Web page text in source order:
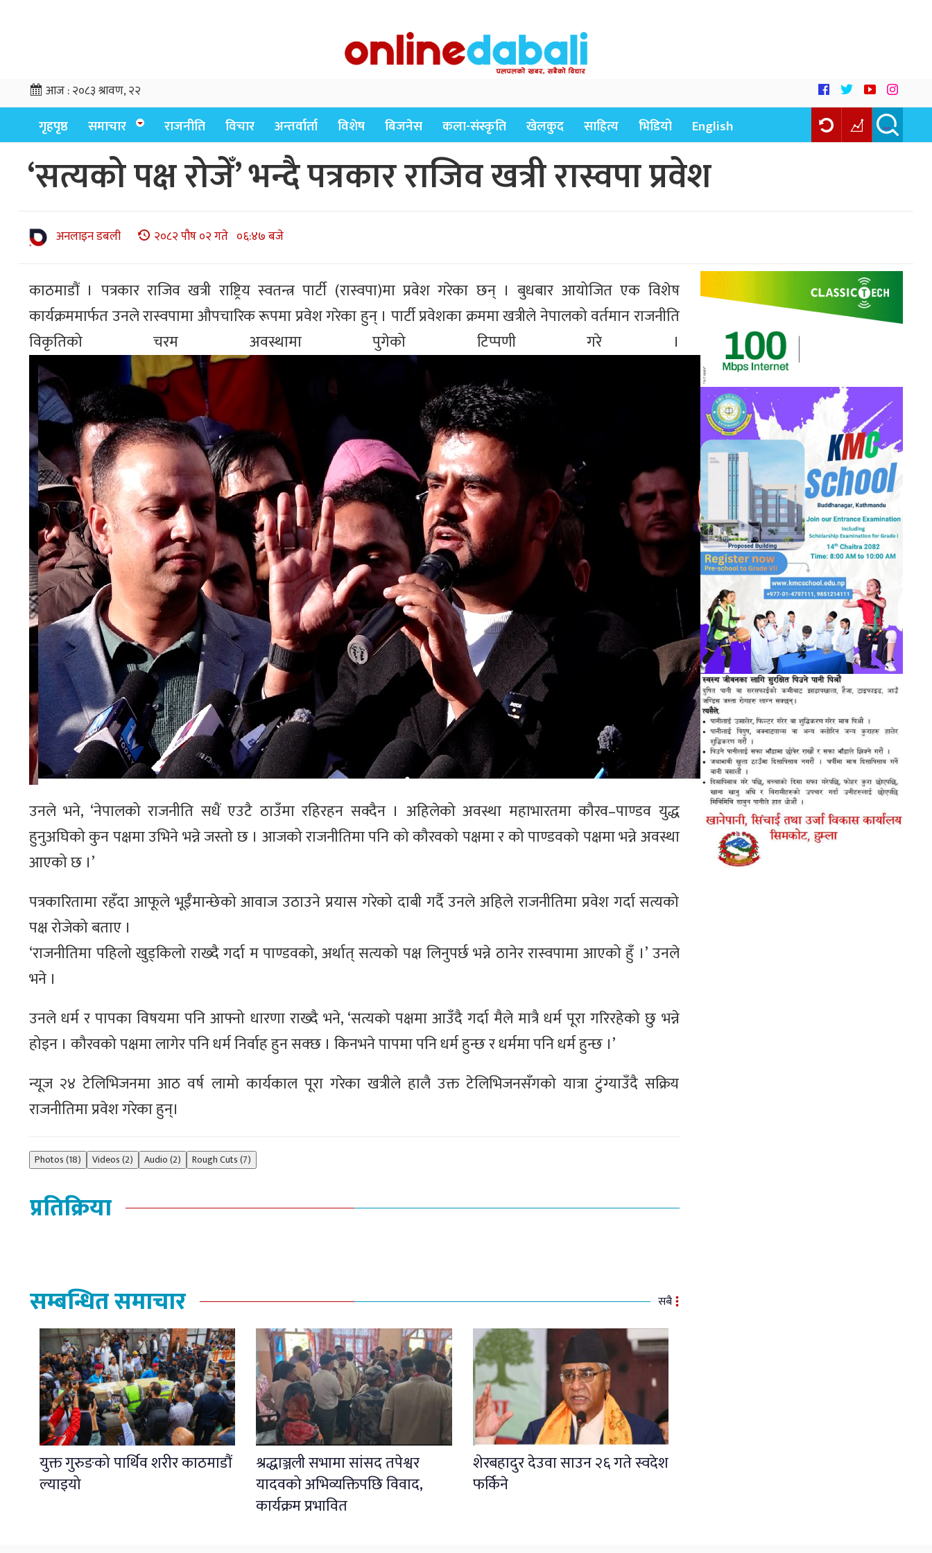
आज :२०८३ श्रावण, २२
गृहपृष्ठ समाचार राजनीति विचार अन्तर्वार्ता विशेष बिजनेस कला-संस्कृति खेलकुद साहित्य भिडियो English
‘सत्यको पक्ष रोजेँ’ भन्दै पत्रकार राजिव खत्री रास्वपा प्रवेश
अनलाइन डबली २०८२ पौष ०२ गते ०६:४७ बजे
काठमाडौं । पत्रकार राजिव खत्री राष्ट्रिय स्वतन्त्र पार्टी (रास्वपा)मा प्रवेश गरेका छन् । बुधबार आयोजित एक विशेष
कार्यक्रममार्फत उनले रास्वपामा औपचारिक रूपमा प्रवेश गरेका हुन् । पार्टी प्रवेशका क्रममा खत्रीले नेपालको वर्तमान राजनीति
विकृतिको चरम अवस्थामा पुगेको टिप्पणी गरे ।
उनले भने, ‘नेपालको राजनीति सधैं एउटै ठाउँमा रहिरहन सक्दैन । अहिलेको अवस्था महाभारतमा कौरव–पाण्डव युद्ध
हुनुअघिको कुन पक्षमा उभिने भन्ने जस्तो छ । आजको राजनीतिमा पनि को कौरवको पक्षमा र को पाण्डवको पक्षमा भन्ने अवस्था
आएको छ ।’
पत्रकारितामा रहँदा आफूले भूईँमान्छेको आवाज उठाउने प्रयास गरेको दाबी गर्दै उनले अहिले राजनीतिमा प्रवेश गर्दा सत्यको
पक्ष रोजेको बताए ।
‘राजनीतिमा पहिलो खुड्किलो राख्दै गर्दा म पाण्डवको, अर्थात् सत्यको पक्ष लिनुपर्छ भन्ने ठानेर रास्वपामा आएको हुँ ।’ उनले
भने ।
उनले धर्म र पापका विषयमा पनि आफ्नो धारणा राख्दै भने, ‘सत्यको पक्षमा आउँदै गर्दा मैले मात्रै धर्म पूरा गरिरहेको छु भन्ने
होइन । कौरवको पक्षमा लागेर पनि धर्म निर्वाह हुन सक्छ । किनभने पापमा पनि धर्म हुन्छ र धर्ममा पनि धर्म हुन्छ ।’
न्यूज २४ टेलिभिजनमा आठ वर्ष लामो कार्यकाल पूरा गरेका खत्रीले हालै उक्त टेलिभिजनसँगको यात्रा टुंग्याउँदै सक्रिय
राजनीतिमा प्रवेश गरेका हुन्।
Photos (18) Videos (2) Audio (2) Rough Cuts (7)
प्रतिक्रिया
सम्बन्धित समाचार सबै
युक्त गुरुङको पार्थिव शरीर काठमाडौं
ल्याइयो
श्रद्धाञ्जली सभामा सांसद तपेश्वर
यादवको अभिव्यक्तिपछि विवाद,
कार्यक्रम प्रभावित
शेरबहादुर देउवा साउन २६ गते स्वदेश
फर्किने